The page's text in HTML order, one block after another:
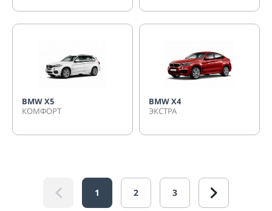
BMW X5
КОМФОРТ
BMW X4
ЭКСТРА
1 2 3